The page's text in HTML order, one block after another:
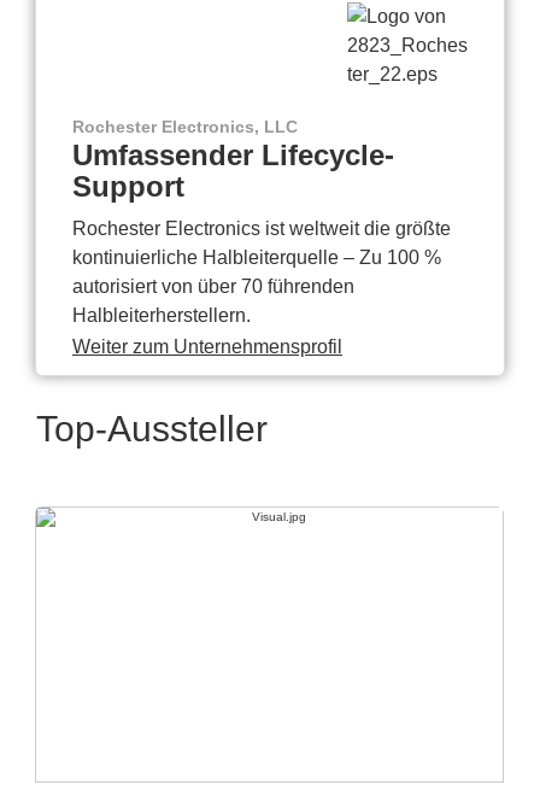
Rochester Electronics, LLC
Umfassender Lifecycle-
Support
Rochester Electronics ist weltweit die größte
kontinuierliche Halbleiterquelle – Zu 100 %
autorisiert von über 70 führenden
Halbleiterherstellern.
Weiter zum Unternehmensprofil
Top-Aussteller